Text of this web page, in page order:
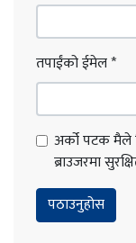
तपाईंको ईमेल*
अर्को पटक मैले
ब्राउजरमा